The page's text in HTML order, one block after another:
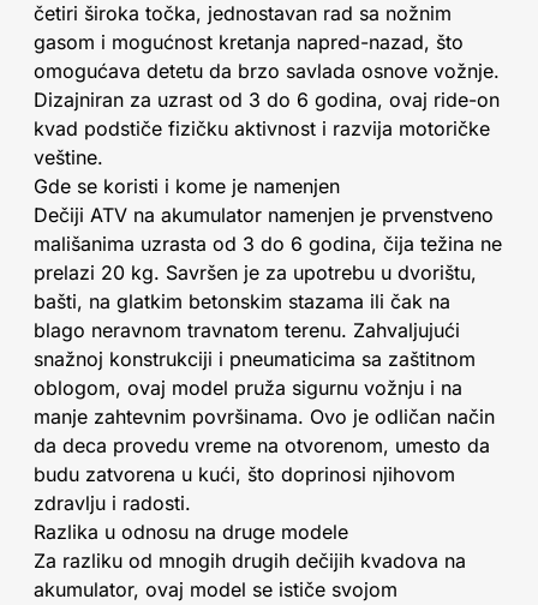
četiri široka točka, jednostavan rad sa nožnim
gasom i mogućnost kretanja napred-nazad, što
omogućava detetu da brzo savlada osnove vožnje.
Dizajniran za uzrast od 3 do 6 godina, ovaj ride-on
kvad podstiče fizičku aktivnost i razvija motoričke
veštine.
Gde se koristi i kome je namenjen
Dečiji ATV na akumulator namenjen je prvenstveno
mališanima uzrasta od 3 do 6 godina, čija težina ne
prelazi 20 kg. Savršen je za upotrebu u dvorištu,
bašti, na glatkim betonskim stazama ili čak na
blago neravnom travnatom terenu. Zahvaljujući
snažnoj konstrukciji i pneumaticima sa zaštitnom
oblogom, ovaj model pruža sigurnu vožnju i na
manje zahtevnim površinama. Ovo je odličan način
da deca provedu vreme na otvorenom, umesto da
budu zatvorena u kući, što doprinosi njihovom
zdravlju i radosti.
Razlika u odnosu na druge modele
Za razliku od mnogih drugih dečijih kvadova na
akumulator, ovaj model se ističe svojom